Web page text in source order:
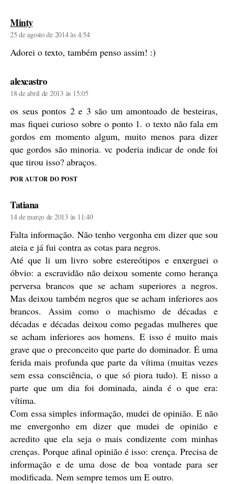
Mintydiz:
25 de agosto de 2014 às 4:54
Adorei o texto, também penso assim! :)
alexcastrodiz:
18 de abril de 2013 às 15:05
os seus pontos 2 e 3 são um amontoado de besteiras,
mas fiquei curioso sobre o ponto 1. o texto não fala em
gordos em momento algum, muito menos para dizer
que gordos são minoria. vc poderia indicar de onde foi
que tirou isso? abraços.
POR AUTOR DO POST
Tatianadiz:
14 de março de 2013 às 11:40
Falta informação. Não tenho vergonha em dizer que sou
ateia e já fui contra as cotas para negros.
Até que li um livro sobre estereótipos e enxerguei o
óbvio: a escravidão não deixou somente como herança
perversa brancos que se acham superiores a negros.
Mas deixou também negros que se acham inferiores aos
brancos. Assim como o machismo de décadas e
décadas e décadas deixou como pegadas mulheres que
se acham inferiores aos homens. E isso é muito mais
grave que o preconceito que parte do dominador. É uma
ferida mais profunda que parte da vítima (muitas vezes
sem essa consciência, o que só piora tudo). E nisso a
parte que um dia foi dominada, ainda é o que era:
vítima.
Com essa simples informação, mudei de opinião. E não
me envergonho em dizer que mudei de opinião e
acredito que ela seja o mais condizente com minhas
crenças. Porque afinal opinião é isso: crença. Precisa de
informação e de uma dose de boa vontade para ser
modificada. Nem sempre temos um E outro.